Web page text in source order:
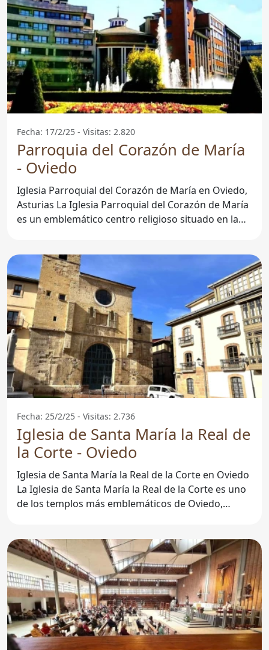
Fecha: 17/2/25 - Visitas: 2.820
Parroquia del Corazón de María
- Oviedo
Iglesia Parroquial del Corazón de María en Oviedo,
Asturias La Iglesia Parroquial del Corazón de María
es un emblemático centro religioso situado en la
Fecha: 25/2/25 - Visitas: 2.736
Iglesia de Santa María la Real de
la Corte - Oviedo
Iglesia de Santa María la Real de la Corte en Oviedo
La Iglesia de Santa María la Real de la Corte es uno
de los templos más emblemáticos de Oviedo,